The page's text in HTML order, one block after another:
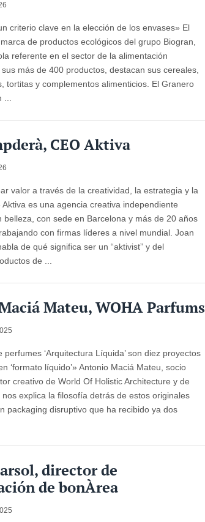
criterio clave en la elección de los envases» El
de productos ecológicos del grupo Biogran,
referente en el sector de la alimentación
más de 400 productos, destacan sus cereales,
tortitas y complementos alimenticios. El Granero
CEO Aktiva
valor a través de la creatividad, la estrategia y la
Aktiva es una agencia creativa independiente
belleza, con sede en Barcelona y más de 20 años
con firmas líderes a nivel mundial. Joan
de qué significa ser un “aktivist” y del
de ...
Mateu, WOHA Parfums
perfumes ‘Arquitectura Líquida’ son diez proyectos
‘formato líquido’» Antonio Maciá Mateu, socio
creativo de World Of Holistic Architecture y de
nos explica la filosofía detrás de estos originales
packaging disruptivo que ha recibido ya dos
director de
de bonÀrea